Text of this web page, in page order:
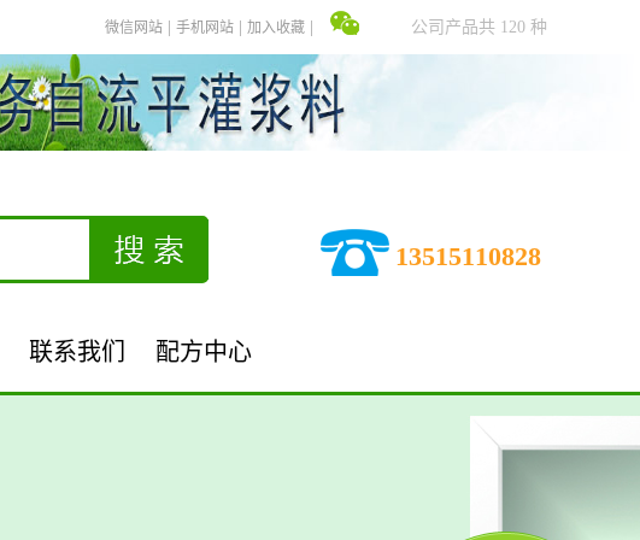
加入收藏
手机网站
微信网站 公司产品共 120 种
13515110828
联系我们 配方中心